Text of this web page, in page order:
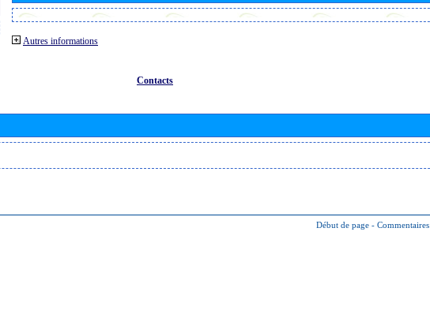
Autres informations
Contacts
Début de page - Commentaires